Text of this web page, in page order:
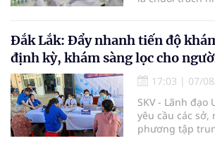
bệnh... Ngành
chuẩn hóa, quy
nhập quốc tế
người dân tiếp
chất lượng,
Đắk Lắk: Đẩy nhanh tiến độ
định kỳ, khám sàng lọc cho
17:03 | 07/
SKV - Lãnh đạo
yêu cầu các
phương tập